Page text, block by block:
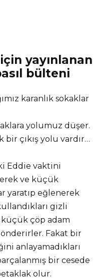
yayınlanan
bülteni
karanlık sokaklar
yolumuz düşer.
bir çıkış yolu vardır…
Eddie vaktini
ve küçük
yaratıp eğlenerek
gizli
çöp adam
Fakat bir
anlayamadıkları
bir cesede
olur.